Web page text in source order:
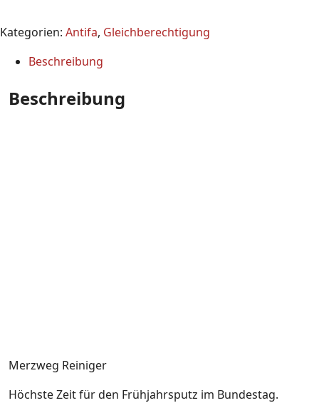
Kategorien: Antifa, Gleichberechtigung
Beschreibung
Beschreibung
Merzweg Reiniger
Höchste Zeit für den Frühjahrsputz im Bundestag.